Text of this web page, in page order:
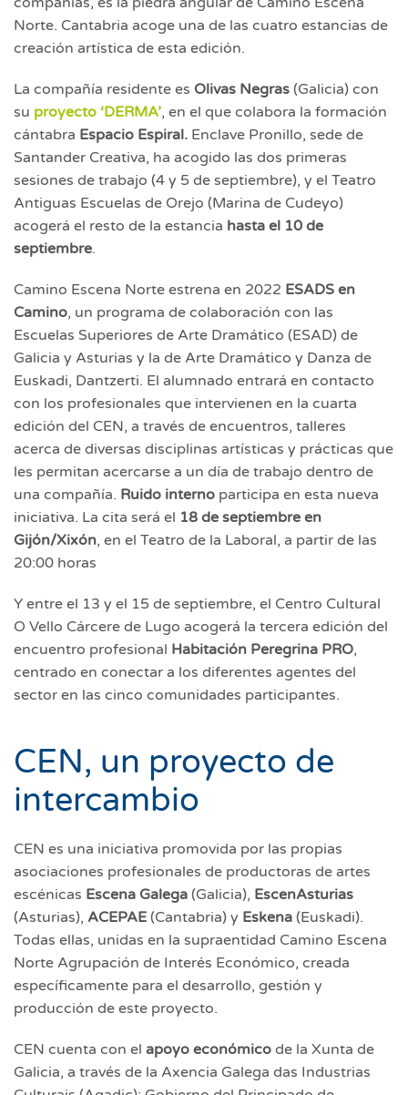
Norte. Cantabria acoge una de las cuatro estancias de
creación artística de esta edición.
La compañía residente es Olivas Negras (Galicia) con
su proyecto ‘DERMA’, en el que colabora la formación
cántabra Espacio Espiral. Enclave Pronillo, sede de
Santander Creativa, ha acogido las dos primeras
sesiones de trabajo (4 y 5 de septiembre), y el Teatro
Antiguas Escuelas de Orejo (Marina de Cudeyo)
acogerá el resto de la estancia hasta el 10 de
septiembre.
Camino Escena Norte estrena en 2022 ESADS en
Camino, un programa de colaboración con las
Escuelas Superiores de Arte Dramático (ESAD) de
Galicia y Asturias y la de Arte Dramático y Danza de
Euskadi, Dantzerti. El alumnado entrará en contacto
con los profesionales que intervienen en la cuarta
edición del CEN, a través de encuentros, talleres
acerca de diversas disciplinas artísticas y prácticas que
les permitan acercarse a un día de trabajo dentro de
una compañía. Ruido interno participa en esta nueva
iniciativa. La cita será el 18 de septiembre en
Gijón/Xixón, en el Teatro de la Laboral, a partir de las
20:00 horas
Y entre el 13 y el 15 de septiembre, el Centro Cultural
O Vello Cárcere de Lugo acogerá la tercera edición del
encuentro profesional Habitación Peregrina PRO,
centrado en conectar a los diferentes agentes del
sector en las cinco comunidades participantes.
CEN, un proyecto de
intercambio
CEN es una iniciativa promovida por las propias
asociaciones profesionales de productoras de artes
escénicas Escena Galega (Galicia), EscenAsturias
(Asturias), ACEPAE (Cantabria) y Eskena (Euskadi).
Todas ellas, unidas en la supraentidad Camino Escena
Norte Agrupación de Interés Económico, creada
específicamente para el desarrollo, gestión y
producción de este proyecto.
CEN cuenta con el apoyo económico de la Xunta de
Galicia, a través de la Axencia Galega das Industrias